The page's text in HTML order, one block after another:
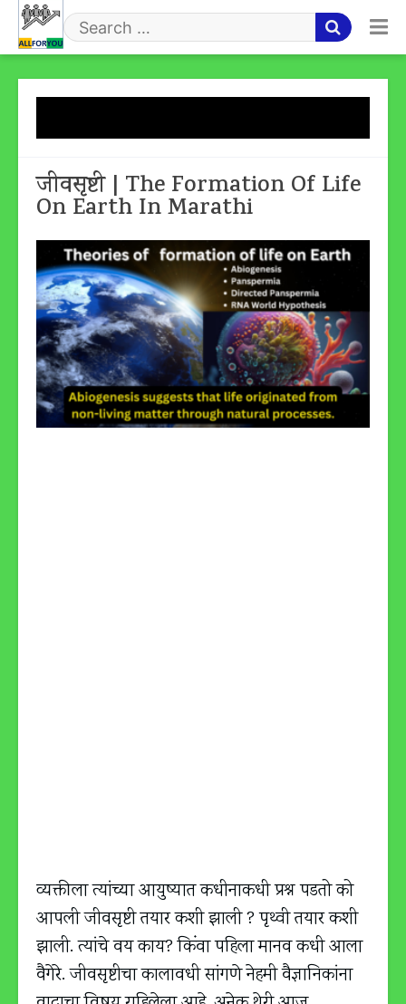
Skip
content
Search
जीवसृष्टी | The Formation Of Life
On Earth In Marathi
व्यक्तीला त्यांच्या आयुष्यात कधीनाकधी प्रश्न पडतो को
आपली जीवसृष्टी तयार कशी झाली ? पृथ्वी तयार कशी
झाली. त्यांचे वय काय? किंवा पहिला मानव कधी आला
वैगेरे. जीवसृष्टीचा कालावधी सांगणे नेहमी वैज्ञानिकांना